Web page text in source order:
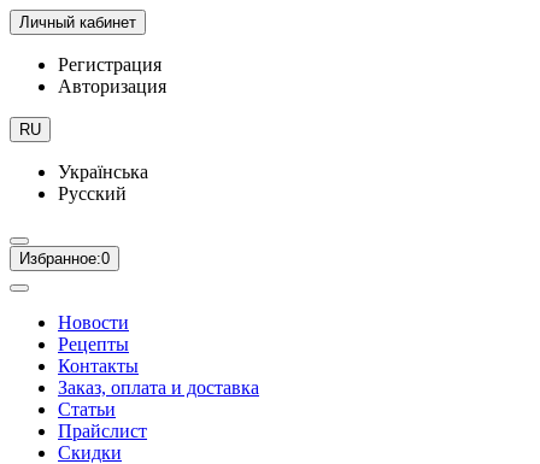
Личный кабинет
Регистрация
Авторизация
RU
Українська
Русский
Избранное:0
Новости
Рецепты
Контакты
Заказ, оплата и доставка
Статьи
Прайслист
Скидки